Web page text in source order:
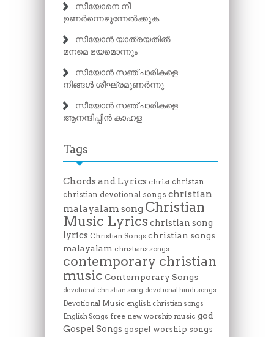
സീയോനെ നീ
ഉണർന്നെഴുന്നേൽക്കുക
സീയോൻ യാത്രയതിൽ
മനമെ ഭയമൊന്നും
സീയോൻ സഞ്ചാരികളെ
നിങ്ങൾ ശീഘ്രമുണർന്നു
സീയോൻ സഞ്ചാരികളെ
ആനന്ദിപ്പിൻ കാഹള
Tags
Chords and Lyrics christ christan
christian devotional songs christian
malayalam song Christian
Music Lyrics christian song
lyrics Christian Songs christian songs
malayalam christians songs
contemporary christian
music Contemporary Songs
devotional christian song devotional hindi songs
Devotional Music english christian songs
English Songs free new worship music god
Gospel Songs gospel worship songs